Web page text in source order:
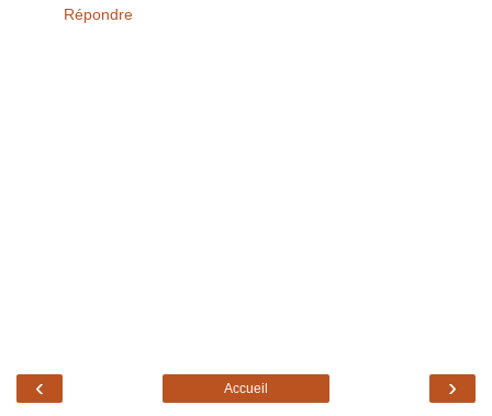
Répondre
‹ ›
Accueil